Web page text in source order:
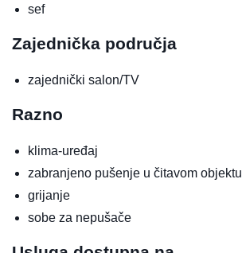
sef
Zajednička područja
zajednički salon/TV
Razno
klima-uređaj
zabranjeno pušenje u čitavom objektu
grijanje
sobe za nepušače